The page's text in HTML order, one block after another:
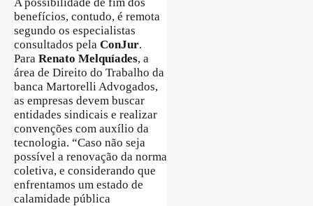
benefícios, contudo, é remota
segundo os especialistas
consultados pela ConJur.
Para Renato Melquíades, a
área de Direito do Trabalho da
banca Martorelli Advogados,
as empresas devem buscar
entidades sindicais e realizar
convenções com auxílio da
tecnologia. “Caso não seja
possível a renovação da norma
coletiva, e considerando que
enfrentamos um estado de
calamidade pública